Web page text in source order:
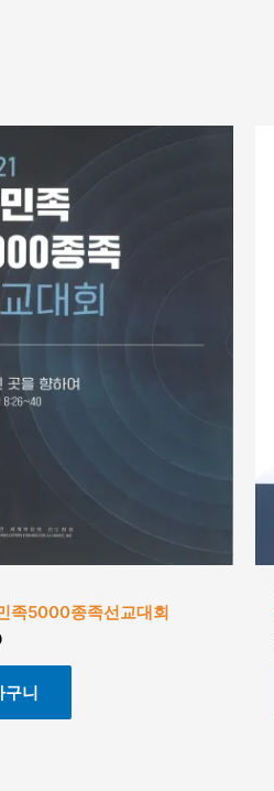
족5000종족선교대회
구니